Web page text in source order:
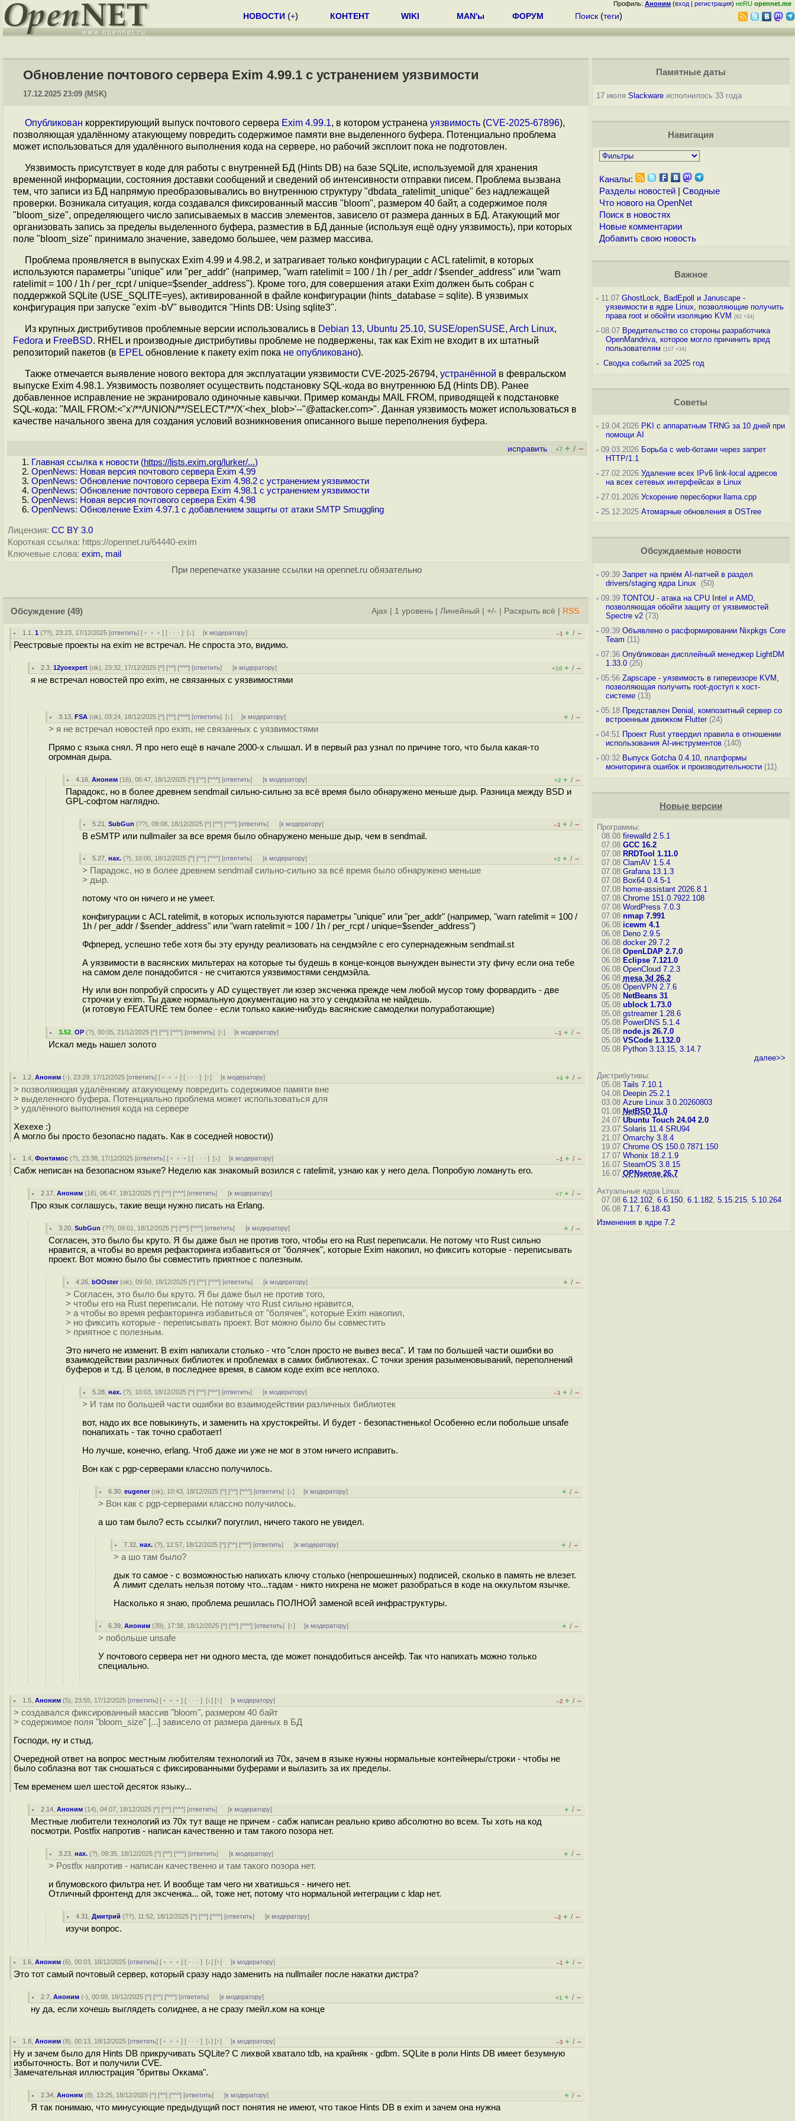
Профиль: Аноним (вход | регистрация) неRU opennet.me
НОВОСТИ (+) КОНТЕНТ WIKI MAN'ы ФОРУМ Поиск (теги)
Обновление почтового сервера Exim 4.99.1 с устранением уязвимости
17.12.2025 23:09 (MSK)
Опубликован корректирующий выпуск почтового сервера Exim 4.99.1, в котором устранена уязвимость (CVE-2025-67896),
позволяющая удалённому атакующему повредить содержимое памяти вне выделенного буфера. Потенциально проблема
может использоваться для удалённого выполнения кода на сервере, но рабочий эксплоит пока не подготовлен.
Уязвимость присутствует в коде для работы с внутренней БД (Hints DB) на базе SQLite, используемой для хранения
временной информации, состояния доставки сообщений и сведений об интенсивности отправки писем. Проблема вызвана
тем, что записи из БД напрямую преобразовывались во внутреннюю структуру "dbdata_ratelimit_unique" без надлежащей
проверки. Возникала ситуация, когда создавался фиксированный массив "bloom", размером 40 байт, а содержимое поля
"bloom_size", определяющего число записываемых в массив элементов, зависело от размера данных в БД. Атакующий мог
организовать запись за пределы выделенного буфера, разместив в БД данные (используя ещё одну уязвимость), при которых
поле "bloom_size" принимало значение, заведомо большее, чем размер массива.
Проблема проявляется в выпусках Exim 4.99 и 4.98.2, и затрагивает только конфигурации с ACL ratelimit, в которых
используются параметры "unique" или "per_addr" (например, "warn ratelimit = 100 / 1h / per_addr / $sender_address" или "warn
ratelimit = 100 / 1h / per_rcpt / unique=$sender_address"). Кроме того, для совершения атаки Exim должен быть собран с
поддержкой SQLite (USE_SQLITE=yes), активированной в файле конфигурации (hints_database = sqlite). В уязвимых
конфигурация при запуске "exim -bV" выводится "Hints DB: Using sqlite3".
Из крупных дистрибутивов проблемные версии использовались в Debian 13, Ubuntu 25.10, SUSE/openSUSE, Arch Linux,
Fedora и FreeBSD. RHEL и производные дистрибутивы проблеме не подвержены, так как Exim не входит в их штатный
репозиторий пакетов (в EPEL обновление к пакету exim пока не опубликовано).
Также отмечается выявление нового вектора для эксплуатации уязвимости CVE-2025-26794, устранённой в февральском
выпуске Exim 4.98.1. Уязвимость позволяет осуществить подстановку SQL-кода во внутреннюю БД (Hints DB). Ранее
добавленное исправление не экранировало одиночные кавычки. Пример команды MAIL FROM, приводящей к подстановке
SQL-кода: "MAIL FROM:<"x'/**/UNION/**/SELECT/**/X'<hex_blob>'--"@attacker.com>". Данная уязвимость может использоваться в
качестве начального звена для создания условий возникновения описанного выше переполнения буфера.
исправить +7 + / –
Главная ссылка к новости (https://lists.exim.org/lurker/...)
OpenNews: Новая версия почтового сервера Exim 4.99
OpenNews: Обновление почтового сервера Exim 4.98.2 с устранением уязвимости
OpenNews: Обновление почтового сервера Exim 4.98.1 с устранением уязвимости
OpenNews: Новая версия почтового сервера Exim 4.98
OpenNews: Обновление Exim 4.97.1 с добавлением защиты от атаки SMTP Smuggling
Лицензия: CC BY 3.0
Короткая ссылка: https://opennet.ru/64440-exim
Ключевые слова: exim, mail
При перепечатке указание ссылки на opennet.ru обязательно
Обсуждение (49) Ajax 1 уровень Линейный +/- Раскрыть всё RSS
1.1 ,1 (??), 23:23, 17/12/2025 [ответить] [ ﹢﹢﹢] [ · · ·][↓] [к модератору] –1 + / –
Реестровые проекты на exim не встречал. Не спроста это, видимо.
2.3 ,12yoexpert (ok), 23:32, 17/12/2025 [^] [^^] [^^^] [ответить] [к модератору] +10 + / –
я не встречал новостей про exim, не связанных с уязвимостями
3.13 ,FSA (ok), 03:24, 18/12/2025 [^] [^^] [^^^] [ответить][↓] [к модератору] + / –
> я не встречал новостей про exim, не связанных с уязвимостями
Прямо с языка снял. Я про него ещё в начале 2000-х слышал. И в первый раз узнал по причине того, что была какая-то
огромная дыра.
4.16 ,Аноним (16), 06:47, 18/12/2025 [^] [^^] [^^^] [ответить] [к модератору] +2 + / –
Парадокс, но в более древнем sendmail сильно-сильно за всё время было обнаружено меньше дыр. Разница между BSD и
GPL-софтом наглядно.
5.21 ,SubGun (??), 09:08, 18/12/2025 [^] [^^] [^^^] [ответить] [к модератору] –1 + / –
В eSMTP или nullmailer за все время было обнаружено меньше дыр, чем в sendmail.
5.27 ,нах. (?), 10:00, 18/12/2025 [^] [^^] [^^^] [ответить] [к модератору] +2 + / –
> Парадокс, но в более древнем sendmail сильно-сильно за всё время было обнаружено меньше
> дыр.
потому что он ничего и не умеет.
конфигурации с ACL ratelimit, в которых используются параметры "unique" или "per_addr" (например, "warn ratelimit = 100 /
1h / per_addr / $sender_address" или "warn ratelimit = 100 / 1h / per_rcpt / unique=$sender_address")
Ффперед, успешно тебе хотя бы эту ерунду реализовать на сендмэйле с его супернадежным sendmail.st
А уязвимости в васянских мильтерах на которые ты будешь в конце-концов вынужден вынести эту фичу если она тебе
на самом деле понадобится - не считаются уязвимостями сендмэйла.
Ну или вон попробуй спросить у AD существует ли юзер эксченжа прежде чем любой мусор тому форвардить - две
строчки у exim. Ты даже нормальную документацию на это у сендмэйла не найдешь.
(и готовую FEATURE тем более - если только какие-нибудь васянские самоделки полуработающие)
3.52 ,OP (?), 00:05, 21/12/2025 [^] [^^] [^^^] [ответить][↑] [к модератору] –1 + / –
Искал медь нашел золото
1.2 ,Аноним (-), 23:29, 17/12/2025 [ответить] [ ﹢﹢﹢] [ · · ·][↑] [к модератору] +4 + / –
> позволяющая удалённому атакующему повредить содержимое памяти вне
> выделенного буфера. Потенциально проблема может использоваться для
> удалённого выполнения кода на сервере
Хехехе :)
А могло бы просто безопасно падать. Как в соседней новости))
1.4 ,Фонтимос (?), 23:38, 17/12/2025 [ответить] [ ﹢﹢﹢] [ · · ·][↓] [к модератору] –1 + / –
Сабж неписан на безoпаcном языке? Неделю как знакомый возился с ratelimit, узнаю как у него дела. Попробую ломануть его.
2.17 ,Аноним (16), 06:47, 18/12/2025 [^] [^^] [^^^] [ответить] [к модератору] +7 + / –
Про язык соглашусь, такие вещи нужно писать на Erlang.
3.20 ,SubGun (??), 09:01, 18/12/2025 [^] [^^] [^^^] [ответить] [к модератору] + / –
Согласен, это было бы круто. Я бы даже был не против того, чтобы его на Rust переписали. Не потому что Rust сильно
нравится, а чтобы во время рефакторинга избавиться от "болячек", которые Exim накопил, но фиксить которые - переписывать
проект. Вот можно было бы совместить приятное с полезным.
4.26 ,bOOster(ok), 09:50, 18/12/2025 [^] [^^] [^^^] [ответить] [к модератору] + / –
> Согласен, это было бы круто. Я бы даже был не против того,
> чтобы его на Rust переписали. Не потому что Rust сильно нравится,
> а чтобы во время рефакторинга избавиться от "болячек", которые Exim накопил,
> но фиксить которые - переписывать проект. Вот можно было бы совместить
> приятное с полезным.
Это ничего не изменит. В exim напихали столько - что "слон просто не вывез веса". И там по большей части ошибки во
взаимодействии различных библиотек и проблемах в самих библиотеках. С точки зрения разыменовываний, переполнений
буферов и т.д. В целом, в последнее время, в самом коде exim все неплохо.
5.28 ,нах. (?), 10:03, 18/12/2025 [^] [^^] [^^^] [ответить] [к модератору] –1 + / –
> И там по большей части ошибки во взаимодействии различных библиотек
вот, надо их все повыкинуть, и заменить на хрустокрейты. И будет - безопастненько! Особенно если побольше unsafe
понапихать - так точно сработает!
Но лучше, конечно, erlang. Чтоб даже ии уже не мог в этом ничего исправить.
Вон как с pgp-серверами классно получилось.
6.30 ,eugener(ok), 10:43, 18/12/2025 [^] [^^] [^^^] [ответить][↓] [к модератору] + / –
> Вон как с pgp-серверами классно получилось.
а шо там было? есть ссылки? погуглил, ничего такого не увидел.
7.32 ,нах. (?), 12:57, 18/12/2025 [^] [^^] [^^^] [ответить] [к модератору] + / –
> а шо там было?
дык то самое - с возможностью напихать ключу столько (непрошешнных) подписей, сколько в память не влезет.
А лимит сделать нельзя потому что...тадам - никто нихрена не может разобраться в коде на оккультом язычке.
Насколько я знаю, проблема решилась ПОЛНОЙ заменой всей инфраструктуры.
6.39 ,Аноним (39), 17:38, 18/12/2025 [^] [^^] [^^^] [ответить][↑] [к модератору] + / –
> побольше unsafe
У почтового сервера нет ни одного места, где может понадобиться ансейф. Так что напихать можно только
специально.
1.5 ,Аноним (5), 23:55, 17/12/2025 [ответить] [ ﹢﹢﹢] [ · · ·][↓] [↑] [к модератору] –2 + / –
> создавался фиксированный массив "bloom", размером 40 байт
> содержимое поля "bloom_size" [...] зависело от размера данных в БД
Господи, ну и стыд.
Очередной ответ на вопрос местным любителям технологий из 70х, зачем в языке нужны нормальные контейнеры/строки - чтобы не
было соблазна вот так сношаться с фиксированными буферами и вылазить за их пределы.
Тем временем шел шестой десяток языку...
2.14 ,Аноним (14), 04:07, 18/12/2025 [^] [^^] [^^^] [ответить] [к модератору] + / –
Местные любители технологий из 70х тут ваще не причем - сабж написан реально криво абсолютно во всем. Ты хоть на код
посмотри. Postfix напротив - написан качественно и там такого позора нет.
3.23 ,нах. (?), 09:35, 18/12/2025 [^] [^^] [^^^] [ответить] [к модератору] + / –
> Postfix напротив - написан качественно и там такого позора нет.
и блумовского фильтра нет. И вообще там чего ни хватишься - ничего нет.
Отличный фронтенд для эксченжа... ой, тоже нет, потому что нормальной интеграции с ldap нет.
4.31 ,Дмитрий (??), 11:52, 18/12/2025 [^] [^^] [^^^] [ответить] [к модератору] –2 + / –
изучи вопрос.
1.6 ,Аноним (6), 00:03, 18/12/2025 [ответить] [ ﹢﹢﹢] [ · · ·][↓] [↑] [к модератору] –1 + / –
Это тот самый почтовый сервер, который сразу надо заменить на nullmailer после накатки дистра?
2.7 ,Аноним (-), 00:09, 18/12/2025 [^] [^^] [^^^] [ответить] [к модератору] +1 + / –
ну да, если хочешь выглядеть солиднее, а не сразу гмейл.ком на конце
1.8 ,Аноним (8), 00:13, 18/12/2025 [ответить] [ ﹢﹢﹢] [ · · ·][↓] [↑] [к модератору] –3 + / –
Ну и зачем было для Hints DB прикручивать SQLite? С лихвой хватало tdb, на крайняк - gdbm. SQLite в роли Hints DB имеет безумную
избыточность. Вот и получили CVE.
Замечательная иллюстрация "бритвы Оккама".
2.34 ,Аноним (8), 13:25, 18/12/2025 [^] [^^] [^^^] [ответить] [к модератору] + / –
Я так понимаю, что минусующие предыдущий пост понятия не имеют, что такое Hints DB в exim и зачем она нужна
Памятные даты
17 июля Slackwareисполнилось 33 года
Навигация
Каналы:
Разделы новостей| Сводные
Что нового на OpenNet
Поиск в новостях
Новые комментарии
Добавить свою новость
Важное
-11.07 GhostLock, BadEpoll и Januscape -
уязвимости в ядре Linux, позволяющие получить
права root и обойти изоляцию KVM (82 +34)
-08.07 Вредительство со стороны разработчика
OpenMandriva, которое могло причинить вред
пользователям (107 +34)
- Сводка событий за 2025 год
Советы
-19.04.2026 PKI с аппаратным TRNG за 10 дней при
помощи AI
-09.03.2026 Борьба с web-ботами через запрет
HTTP/1.1
-27.02.2026 Удаление всех IPv6 link-local адресов
на всех сетевых интерфейсах в Linux
-27.01.2026 Ускорение пересборки llama.cpp
-25.12.2025 Атомарные обновления в OSTree
Обсуждаемые новости
-09:39 Запрет на приём AI-патчей в раздел
drivers/staging ядра Linux
(50)
-09:39 TONTOU - атака на CPU Intel и AMD,
позволяющая обойти защиту от уязвимостей
Spectre v2(73)
-09:39 Объявлено о расформировании Nixpkgs Core
Team (11)
-07:36 Опубликован дисплейный менеджер LightDM
1.33.0(25)
-05:56 Zapscape - уязвимость в гипервизоре KVM,
позволяющая получить root-доступ к хост-
системе(13)
-05:18 Представлен Denial, композитный сервер со
встроенным движком Flutter(24)
-04:51 Проект Rust утвердил правила в отношении
использования AI-инструментов(140)
-00:32 Выпуск Gotcha 0.4.10, платформы
мониторинга ошибок и производительности(11)
Новые версии
Программы:
08.08 firewalld 2.5.1
07.08 GCC 16.2
07.08 RRDTool 1.11.0
07.08 ClamAV 1.5.4
07.08 Grafana 13.1.3
07.08 Box64 0.4.5-1
07.08 home-assistant 2026.8.1
07.08 Chrome 151.0.7922.108
07.08 WordPress 7.0.3
07.08 nmap 7.991
06.08 icewm 4.1
06.08 Deno 2.9.5
06.08 docker 29.7.2
06.08 OpenLDAP 2.7.0
06.08 Eclipse 7.121.0
06.08 OpenCloud 7.2.3
06.08 mesa 3d 26.2
05.08 OpenVPN 2.7.6
05.08 NetBeans 31
05.08 ublock 1.73.0
05.08 gstreamer 1.28.6
05.08 PowerDNS 5.1.4
05.08 node.js 26.7.0
05.08 VSCode 1.132.0
05.08 Python 3.13.15, 3.14.7
далее>>
Дистрибутивы:
05.08 Tails 7.10.1
04.08 Deepin 25.2.1
03.08 Azure Linux 3.0.20260803
01.08 NetBSD 11.0
24.07 Ubuntu Touch 24.04 2.0
23.07 Solaris 11.4 SRU94
21.07 Omarchy 3.8.4
19.07 Chrome OS 150.0.7871.150
17.07 Whonix 18.2.1.9
16.07 SteamOS 3.8.15
16.07 OPNsense 26.7
Актуальные ядра Linux:
07.08 6.12.102, 6.6.150, 6.1.182, 5.15.215, 5.10.264
06.08 7.1.7, 6.18.43
Изменения в ядре 7.2